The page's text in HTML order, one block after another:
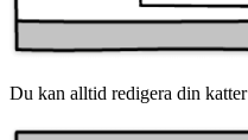
Du kan alltid redigera din katter